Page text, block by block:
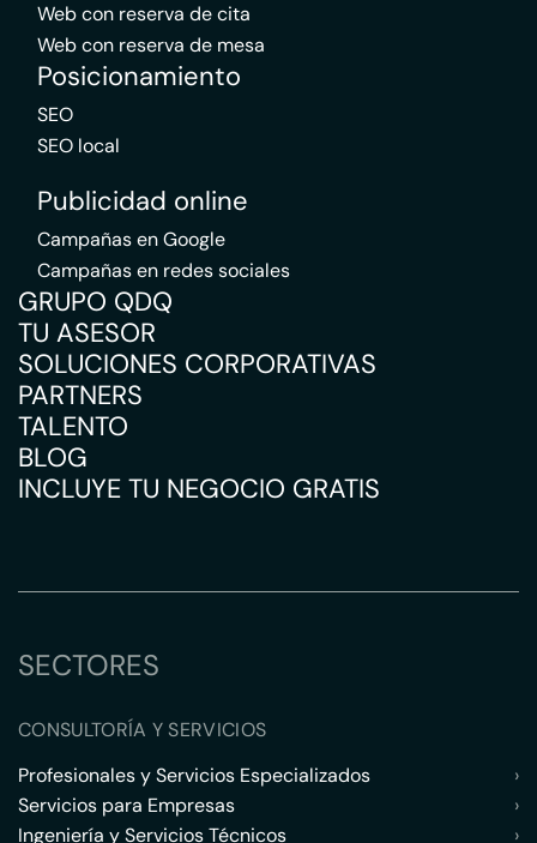
Web con reserva de cita
Web con reserva de mesa
Posicionamiento
SEO
SEO local
Publicidad online
Campañas en Google
Campañas en redes sociales
GRUPO QDQ
TU ASESOR
SOLUCIONES CORPORATIVAS
PARTNERS
TALENTO
BLOG
INCLUYE TU NEGOCIO GRATIS
SECTORES
CONSULTORÍA Y SERVICIOS
Profesionales y Servicios Especializados
›
Servicios para Empresas
›
Ingeniería y Servicios Técnicos
›